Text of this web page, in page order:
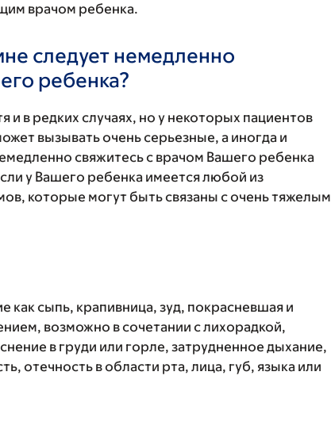
врачом ребенка.
следует немедленно
ребенка?
и в редких случаях, но у некоторых пациентов
вызывать очень серьезные, а иногда и
свяжитесь с врачом Вашего ребенка
у Вашего ребенка имеется любой из
которые могут быть связаны с очень тяжелым
как сыпь, крапивница, зуд, покрасневшая и
возможно в сочетании с лихорадкой,
в груди или горле, затрудненное дыхание,
отечность в области рта, лица, губ, языка или